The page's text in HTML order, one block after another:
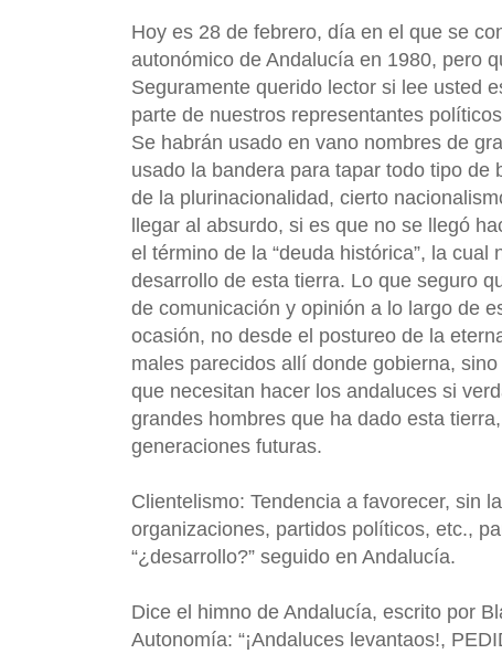
Hoy es 28 de febrero, día en el que se
autonómico de Andalucía en 1980, pero
Seguramente querido lector si lee usted
parte de nuestros representantes
Se habrán usado en vano nombres de
usado la bandera para tapar todo tipo
de la plurinacionalidad, cierto
llegar al absurdo, si es que no se llegó
el término de la “deuda histórica”, la
desarrollo de esta tierra. Lo que seguro
de comunicación y opinión a lo largo de
ocasión, no desde el postureo de la
males parecidos allí donde gobierna,
que necesitan hacer los andaluces si
grandes hombres que ha dado esta
generaciones futuras.
Clientelismo: Tendencia a favorecer, sin
organizaciones, partidos políticos, etc.,
“¿desarrollo?” seguido en Andalucía.
Dice el himno de Andalucía, escrito por
Autonomía: “¡Andaluces levantaos!,